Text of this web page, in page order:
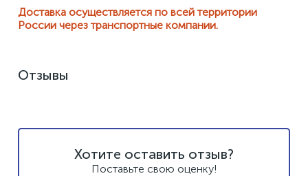
Доставка осуществляется по всей территории
России через транспортные компании.
Отзывы
Хотите оставить отзыв?
Поставьте свою оценку!